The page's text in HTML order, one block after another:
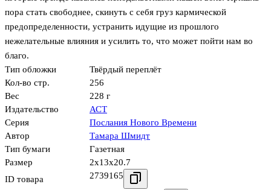
пора стать свободнее, скинуть с себя груз кармической
предопределенности, устранить идущие из прошлого
нежелательные влияния и усилить то, что может пойти нам во
благо.
Тип обложки
Твёрдый переплёт
Кол-во стр.
256
Вес
228 г
Издательство
АСТ
Серия
Послания Нового Времени
Автор
Тамара Шмидт
Тип бумаги
Газетная
Размер
2x13x20.7
ID товара
2739165